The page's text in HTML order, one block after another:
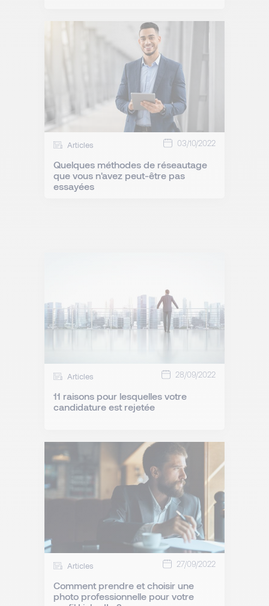
Articles 03/10/2022
Quelques méthodes de réseautage
que vous n'avez peut-être pas
essayées
Articles 28/09/2022
11 raisons pour lesquelles votre
candidature est rejetée
Articles 27/09/2022
Comment prendre et choisir une
photo professionnelle pour votre